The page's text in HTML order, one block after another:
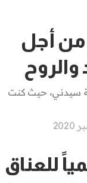
من أجل
سيدني، حيث كنت